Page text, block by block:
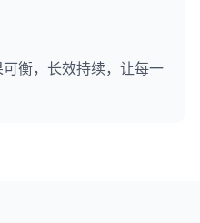
衡，长效持续，让每一